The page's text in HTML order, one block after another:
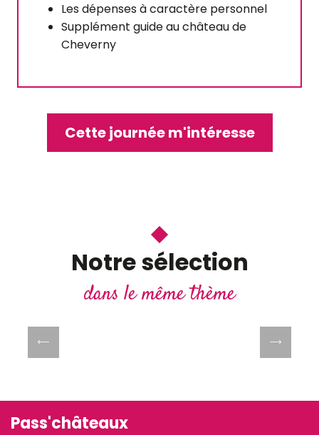
Les dépenses à caractère personnel
Supplément guide au château de
Cheverny
Cette journée m'intéresse
Notre sélection
dans le même thème
Sie werden lieben Die Vielfalt der
Weihnachtsthemen in den Schlössern
Mehr erfahren
Pass'châteaux